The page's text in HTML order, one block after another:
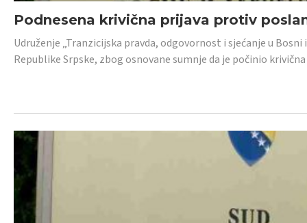
Podnesena krivična prijava protiv
Udruženje „Tranzicijska pravda, odgovornost i sjećanje u
Republike Srpske, zbog osnovane sumnje da je počinio